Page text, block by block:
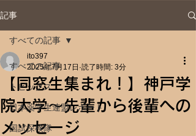
記事
すべての記事
トピックス
日本薬学生連盟レポート
国試探検隊
すべての記事
【同窓生集まれ！】神戸学
院大学～先輩から後輩への
メッセージ
ito397
2025年7月17日 読了時間: 3分